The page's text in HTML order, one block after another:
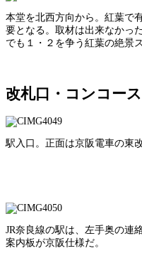
本堂を北西方向から。紅葉で
要となる。取材は出来なかっ
でも１・２を争う紅葉の絶景
改札口・コンコース
駅入口。正面は京阪電車の東改
JR奈良線の駅は、左手奥の連
案内板が京阪仕様だ。